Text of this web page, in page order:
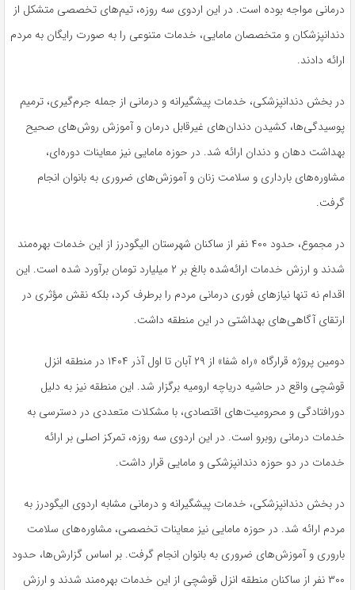
درمانی مواجه بوده است. در این اردوی سه روزه، تیم‌های تخصصی متشکل از
دندانپزشکان و متخصصان مامایی، خدمات متنوعی را به صورت رایگان به مردم
ارائه دادند.
در بخش دندانپزشکی، خدمات پیشگیرانه و درمانی از جمله جرم‌گیری، ترمیم
پوسیدگی‌ها، کشیدن دندان‌های غیرقابل درمان و آموزش روش‌های صحیح
بهداشت دهان و دندان ارائه شد. در حوزه مامایی نیز معاینات دوره‌ای،
مشاوره‌های بارداری و سلامت زنان و آموزش‌های ضروری به بانوان انجام
گرفت.
در مجموع، حدود ۴۰۰ نفر از ساکنان شهرستان الیگودرز از این خدمات بهره‌مند
شدند و ارزش خدمات ارائه‌شده بالغ بر ۲ میلیارد تومان برآورد شده است. این
اقدام نه تنها نیازهای فوری درمانی مردم را برطرف کرد، بلکه نقش مؤثری در
ارتقای آگاهی‌های بهداشتی در این منطقه داشت.
دومین پروژه قرارگاه «راه شفا» از ۲۹ آبان تا اول آذر ۱۴۰۴ در منطقه انزل
قوشچی واقع در حاشیه دریاچه ارومیه برگزار شد. این منطقه نیز به دلیل
دورافتادگی و محرومیت‌های اقتصادی، با مشکلات متعددی در دسترسی به
خدمات درمانی روبرو است. در این اردوی سه روزه، تمرکز اصلی بر ارائه
خدمات در دو حوزه دندانپزشکی و مامایی قرار داشت.
در بخش دندانپزشکی، خدمات پیشگیرانه و درمانی مشابه اردوی الیگودرز به
مردم ارائه شد. در حوزه مامایی نیز معاینات تخصصی، مشاوره‌های سلامت
باروری و آموزش‌های ضروری به بانوان انجام گرفت. بر اساس گزارش‌ها، حدود
۳۰۰ نفر از ساکنان منطقه انزل قوشچی از این خدمات بهره‌مند شدند و ارزش